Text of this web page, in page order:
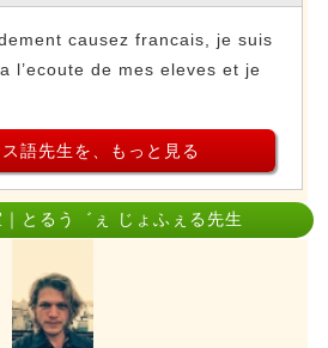
causez francais, je suis
l’ecoute de mes eleves et je
語先生を、もっと見る
とるう゛ぇ じょふぇる先生